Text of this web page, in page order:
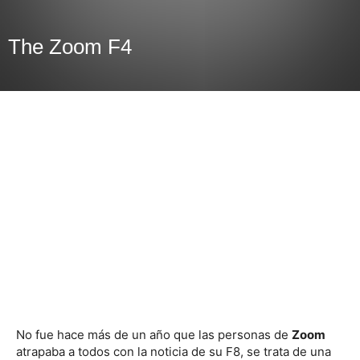
The Zoom F4
No fue hace más de un año que las personas de Zoom
atrapaba a todos con la noticia de su F8, se trata de una